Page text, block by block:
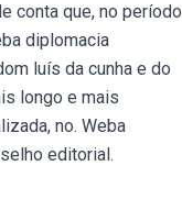
conta que, no período
diplomacia
luís da cunha e do
longo e mais
no. Weba
editorial.